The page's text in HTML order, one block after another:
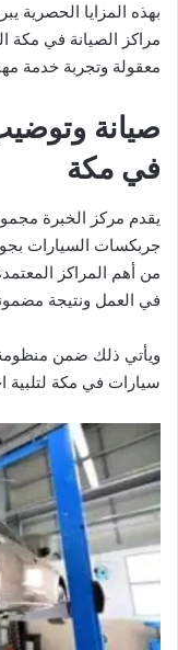
بهذه المزايا الحصرية
مراكز الصيانة في مكة
معقولة وتجربة خدمة
صيانة
في مكة
يقدم مركز الخبرة
جربكسات السيارات
من أهم المراكز
في العمل ونتيجة
ويأتي ذلك ضمن
سيارات في مكة لتلبية